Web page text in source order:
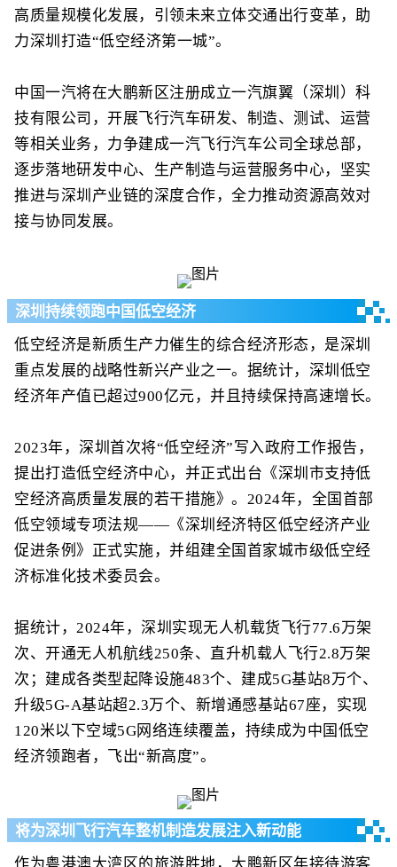
高质量规模化发展，引领未来立体交通出行变革，助
力深圳打造“低空经济第一城”。
中国一汽将在大鹏新区注册成立一汽旗翼（深圳）科
技有限公司，开展飞行汽车研发、制造、测试、运营
等相关业务，力争建成一汽飞行汽车公司全球总部，
逐步落地研发中心、生产制造与运营服务中心，坚实
推进与深圳产业链的深度合作，全力推动资源高效对
接与协同发展。
深圳持续领跑中国低空经济
低空经济是新质生产力催生的综合经济形态，是深圳
重点发展的战略性新兴产业之一。据统计，深圳低空
经济年产值已超过900亿元，并且持续保持高速增长。
2023年，深圳首次将“低空经济”写入政府工作报告，
提出打造低空经济中心，并正式出台《深圳市支持低
空经济高质量发展的若干措施》。2024年，全国首部
低空领域专项法规——《深圳经济特区低空经济产业
促进条例》正式实施，并组建全国首家城市级低空经
济标准化技术委员会。
据统计，2024年，深圳实现无人机载货飞行77.6万架
次、开通无人机航线250条、直升机载人飞行2.8万架
次；建成各类型起降设施483个、建成5G基站8万个、
升级5G-A基站超2.3万个、新增通感基站67座，实现
120米以下空域5G网络连续覆盖，持续成为中国低空
经济领跑者，飞出“新高度”。
将为深圳飞行汽车整机制造发展注入新动能